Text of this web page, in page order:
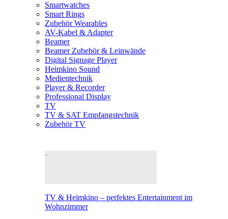
Smartwatches
Smart Rings
Zubehör Wearables
AV-Kabel & Adapter
Beamer
Beamer Zubehör & Leinwände
Digital Signage Player
Heimkino Sound
Medientechnik
Player & Recorder
Professional Display
TV
TV & SAT Empfangstechnik
Zubehör TV
TV & Heimkino – perfektes Entertainment im
Wohnzimmer